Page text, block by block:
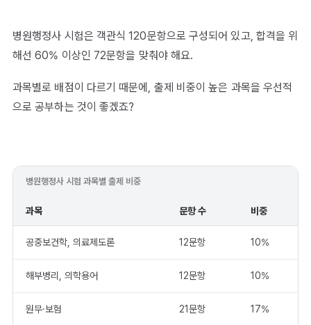
병원행정사 시험은 객관식 120문항으로 구성되어 있고, 합격을 위
해선 60% 이상인 72문항을 맞춰야 해요.
과목별로 배점이 다르기 때문에, 출제 비중이 높은 과목을 우선적
으로 공부하는 것이 좋겠죠?
병원행정사 시험 과목별 출제 비중
과목 문항 수 비중
공중보건학, 의료제도론 12문항 10%
해부병리, 의학용어 12문항 10%
원무·보험 21문항 17%